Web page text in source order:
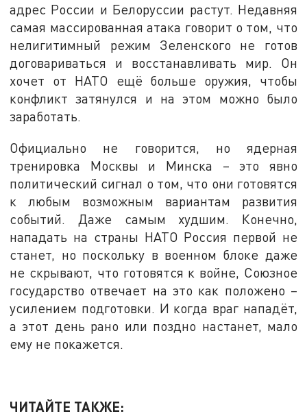
адрес России и Белоруссии растут. Недавняя
самая массированная атака говорит о том, что
нелигитимный режим Зеленского не готов
договариваться и восстанавливать мир. Он
хочет от НАТО ещё больше оружия, чтобы
конфликт затянулся и на этом можно было
заработать.
Официально не говорится, но ядерная
тренировка Москвы и Минска – это явно
политический сигнал о том, что они готовятся
к любым возможным вариантам развития
событий. Даже самым худшим. Конечно,
нападать на страны НАТО Россия первой не
станет, но поскольку в военном блоке даже
не скрывают, что готовятся к войне, Союзное
государство отвечает на это как положено –
усилением подготовки. И когда враг нападёт,
а этот день рано или поздно настанет, мало
ему не покажется.
ЧИТАЙТЕ ТАКЖЕ: